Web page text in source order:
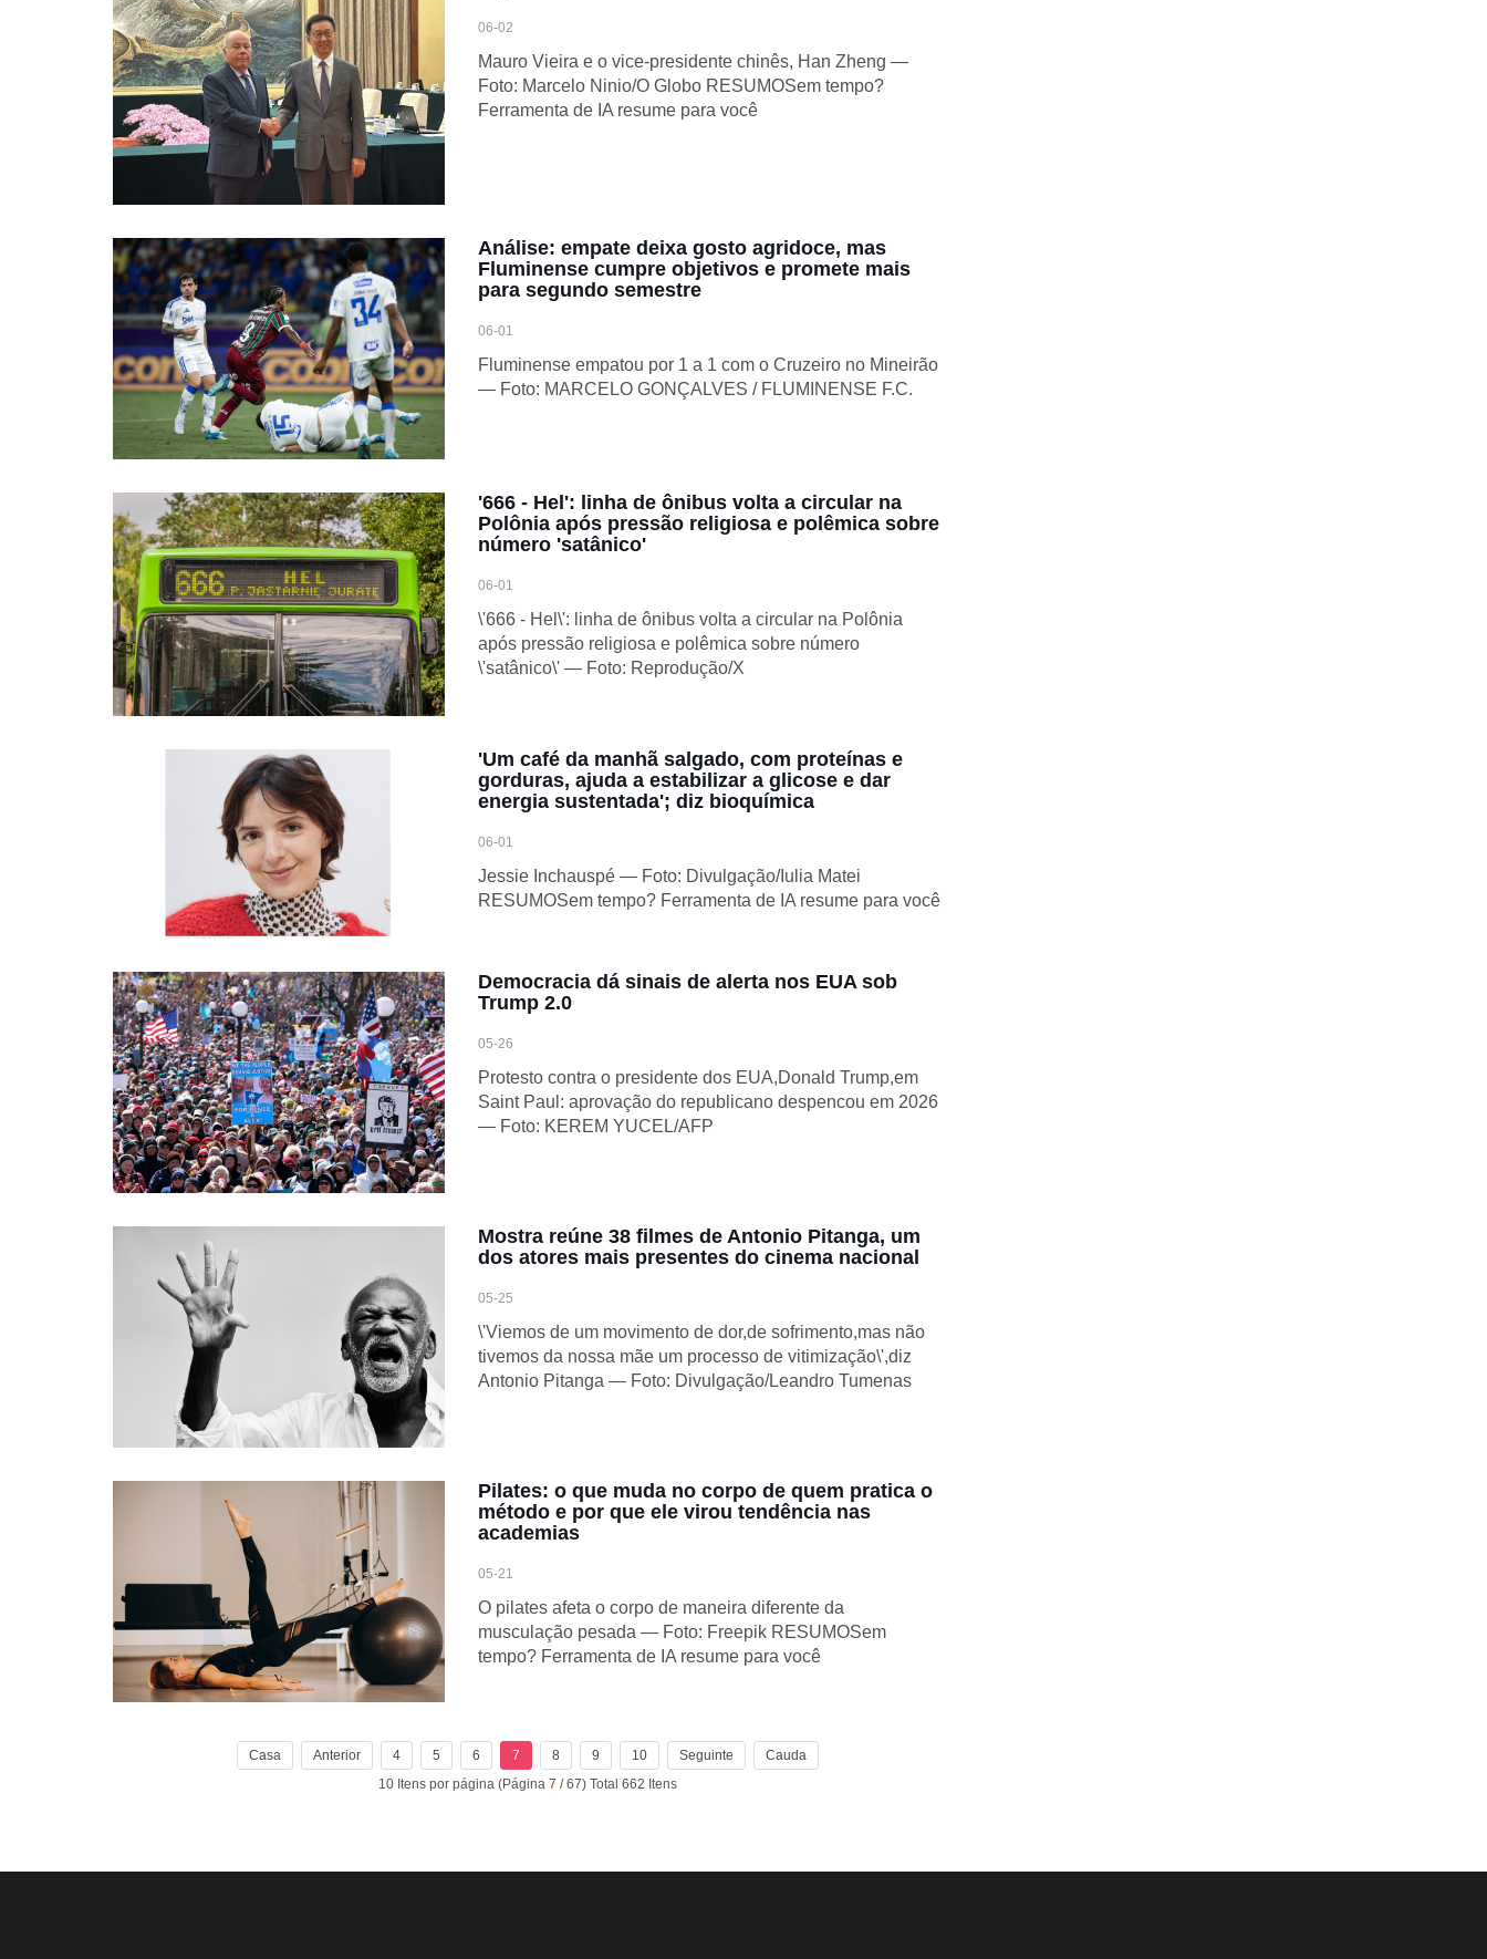
06-02
Mauro Vieira e o vice-presidente chinês, Han Zheng —
Foto: Marcelo Ninio/O Globo RESUMOSem tempo?
Ferramenta de IA resume para você
Análise: empate deixa gosto agridoce, mas
Fluminense cumpre objetivos e promete mais
para segundo semestre
06-01
Fluminense empatou por 1 a 1 com o Cruzeiro no Mineirão
— Foto: MARCELO GONÇALVES / FLUMINENSE F.C.
'666 - Hel': linha de ônibus volta a circular na
Polônia após pressão religiosa e polêmica sobre
número 'satânico'
06-01
\'666 - Hel\': linha de ônibus volta a circular na Polônia
após pressão religiosa e polêmica sobre número
\'satânico\' — Foto: Reprodução/X
'Um café da manhã salgado, com proteínas e
gorduras, ajuda a estabilizar a glicose e dar
energia sustentada'; diz bioquímica
06-01
Jessie Inchauspé — Foto: Divulgação/Iulia Matei
RESUMOSem tempo? Ferramenta de IA resume para você
Democracia dá sinais de alerta nos EUA sob
Trump 2.0
05-26
Protesto contra o presidente dos EUA,Donald Trump,em
Saint Paul: aprovação do republicano despencou em 2026
— Foto: KEREM YUCEL/AFP
Mostra reúne 38 filmes de Antonio Pitanga, um
dos atores mais presentes do cinema nacional
05-25
\'Viemos de um movimento de dor,de sofrimento,mas não
tivemos da nossa mãe um processo de vitimização\',diz
Antonio Pitanga — Foto: Divulgação/Leandro Tumenas
Pilates: o que muda no corpo de quem pratica o
método e por que ele virou tendência nas
academias
05-21
O pilates afeta o corpo de maneira diferente da
musculação pesada — Foto: Freepik RESUMOSem
tempo? Ferramenta de IA resume para você
Casa Anterior 4 5 6 7 8 9 10 Seguinte
Cauda
10 Itens por página (Página 7 / 67) Total 662 Itens